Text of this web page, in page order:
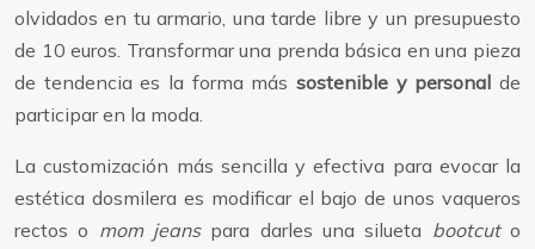
olvidados en tu armario, una tarde libre y un presupuesto
de 10 euros. Transformar una prenda básica en una pieza
de tendencia es la forma más sostenible y personal de
participar en la moda.
La customización más sencilla y efectiva para evocar la
estética dosmilera es modificar el bajo de unos vaqueros
rectos o mom jeanspara darles una silueta bootcuto